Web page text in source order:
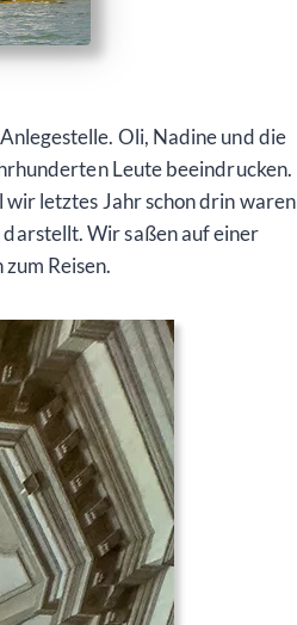
Oli, Nadine und die
Leute beeindrucken.
letztes Jahr schon drin waren
darstellt. Wir saßen auf einer
Reisen.